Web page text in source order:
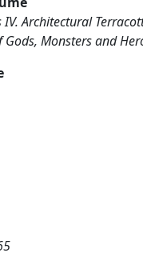
IV. Architectural
Monsters and